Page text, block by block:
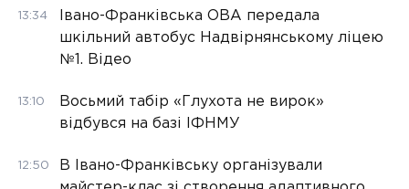
13:34
Івано-Франківська ОВА передала
шкільний автобус Надвірнянському ліцею
№1. Відео
13:10
Восьмий табір «Глухота не вирок»
відбувся на базі ІФНМУ
12:50
В Івано-Франківську організували